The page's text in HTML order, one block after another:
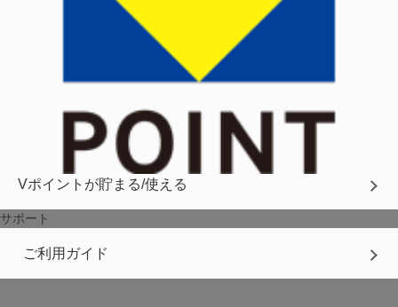
Vポイントが貯まる/使える
サポート
ご利用ガイド